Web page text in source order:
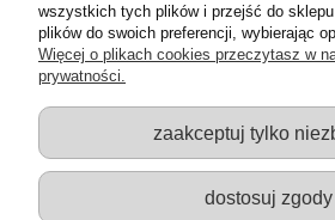
Trefl puzzle 500 elementów
22,00 zł
wszystkich tych plików i przejść do
plików do swoich preferencji, wybierając
Więcej o plikach cookies przeczytasz w
prywatności.
zaakceptuj tylko
dostosuj zgody